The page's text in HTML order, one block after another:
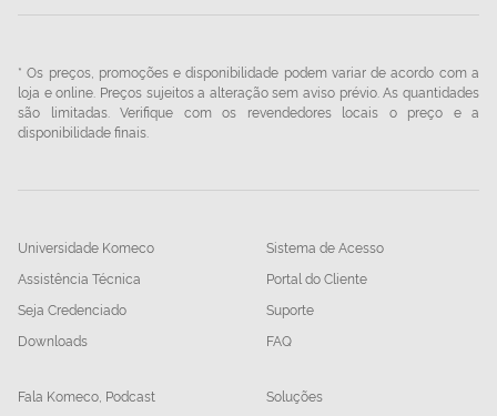
* Os preços, promoções e disponibilidade podem variar de acordo com a
loja e online. Preços sujeitos a alteração sem aviso prévio. As quantidades
são limitadas. Verifique com os revendedores locais o preço e a
disponibilidade finais.
Universidade Komeco
Assistência Técnica
Seja Credenciado
Downloads
Sistema de Acesso
Portal do Cliente
Suporte
FAQ
Fala Komeco, Podcast
Soluções